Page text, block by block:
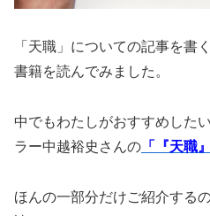
「天職」についての記事を書
書籍を読んでみました。
中でもわたしがおすすめした
ラー中越裕史さんの 「『天職
ほんの一部分だけご紹介する